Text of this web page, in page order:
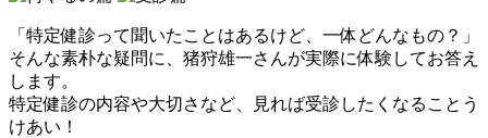
「特定健診って聞いたことはあるけど、一体どんなもの？」
そんな素朴な疑問に、猪狩雄一さんが実際に体験してお答え
します。
特定健診の内容や大切さなど、見れば受診したくなることう
けあい！